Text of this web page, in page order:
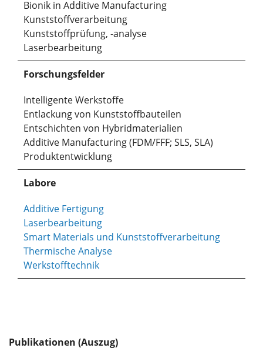
Bionik in Additive Manufacturing
Kunststoffverarbeitung
Kunststoffprüfung, -analyse
Laserbearbeitung
Forschungsfelder
Intelligente Werkstoffe
Entlackung von Kunststoffbauteilen
Entschichten von Hybridmaterialien
Additive Manufacturing (FDM/FFF; SLS, SLA)
Produktentwicklung
Labore
Additive Fertigung
Laserbearbeitung
Smart Materials und Kunststoffverarbeitung
Thermische Analyse
Werkstofftechnik
Publikationen (Auszug)